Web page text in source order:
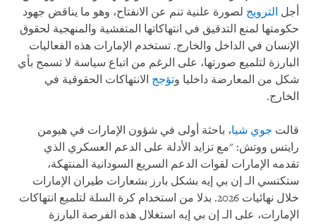
أجل الترويج لصورة علنية تنم عن الانفتاح، وهو ما يناقض جهود
حكومتها لمنع التدقيق في انتهاكاتها المتفشية والمنهجية لحقوق
الإنسان في الداخل والخارج. تستخدم الإمارات هذه الفعاليات
البارزة لتلميع صورتها، على الرغم من اتباع سياسة لا تسمح بأي
شكل من المعارضة داخليا وتؤجج الانتهاكات الحقوقية في
الخارج.
قالت جوي شيا، باحثة أولى في شؤون الإمارات في هيومن
رايتس ووتش: "مع تزايد الأدلة على الدعم العسكري الذي
تقدمه الإمارات لقوات الدعم السريع السودانية المنتهكة،
ستكتسي الـ إن بي إيه بشكل بارز بشعارات طيران الإمارات
خلال نهائيات 2026. بدلا من استخدام كرة السلة لتلميع انتهاكات
الإمارات، على الـ إن بي إيه استغلال هذه الفرصة البارزة